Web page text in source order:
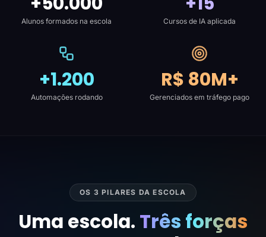
Alunos formados na escola Cursos de IA aplicada
+1.200
Automações rodando
R$ 80M+
Gerenciados em tráfego pago
OS 3 PILARES DA ESCOLA
Uma escola. Três forças